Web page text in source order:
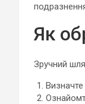
Як
Зручний